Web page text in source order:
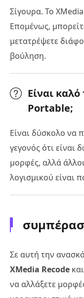
Σίγουρα. Το
Επομένως,
μετατρέψετε
βούληση.
Είναι
Portable;
Είναι δύσκολο να
γεγονός ότι είναι
μορφές, αλλά
λογισμικού είναι
Σε αυτή την
XMedia Recode
να αλλάξετε